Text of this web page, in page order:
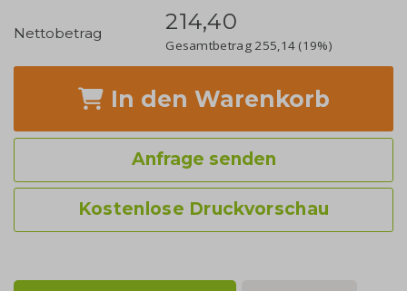
Nettobetrag 214,40
Gesamtbetrag 255,14 (19%)
In den Warenkorb
Anfrage senden
Kostenlose Druckvorschau